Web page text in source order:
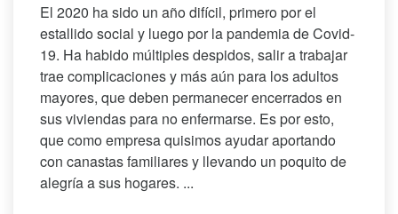
El 2020 ha sido un año difícil, primero por el
estallido social y luego por la pandemia de Covid-
19. Ha habido múltiples despidos, salir a trabajar
trae complicaciones y más aún para los adultos
mayores, que deben permanecer encerrados en
sus viviendas para no enfermarse. Es por esto,
que como empresa quisimos ayudar aportando
con canastas familiares y llevando un poquito de
alegría a sus hogares. ...